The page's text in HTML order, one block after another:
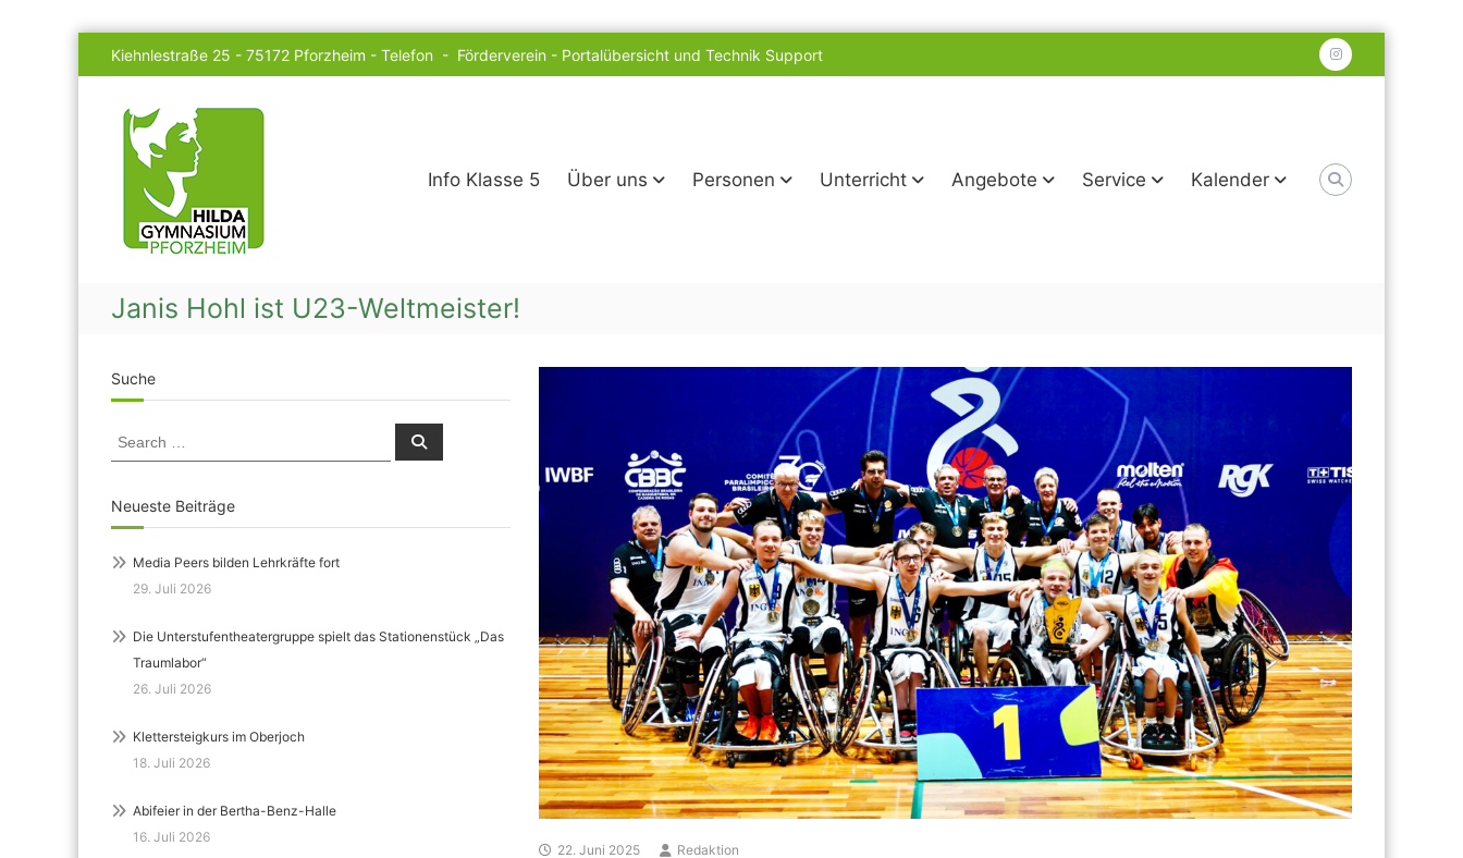
Kiehnlestraße 25 - 75172 Pforzheim - Telefon - Förderverein - Portalübersicht und Technik Support instagram
Hilda
Gymnasium
Info Klasse 5 Über uns Personen Unterricht Angebote Service Kalender
Janis Hohl ist U23-Weltmeister!
22. Juni 2025 Redaktion
Suche
Search
Search
Neueste Beiträge
Media Peers bilden Lehrkräfte fort
29. Juli 2026
Die Unterstufentheatergruppe spielt das Stationenstück „Das
Traumlabor“
26. Juli 2026
Klettersteigkurs im Oberjoch
18. Juli 2026
Abifeier in der Bertha-Benz-Halle
16. Juli 2026